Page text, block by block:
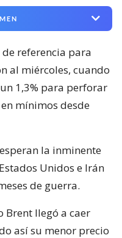
de referencia para
al miércoles, cuando
1,3% para perforar
mínimos desde
la inminente
Unidos e Irán
de guerra.
Brent llegó a caer
así su menor precio